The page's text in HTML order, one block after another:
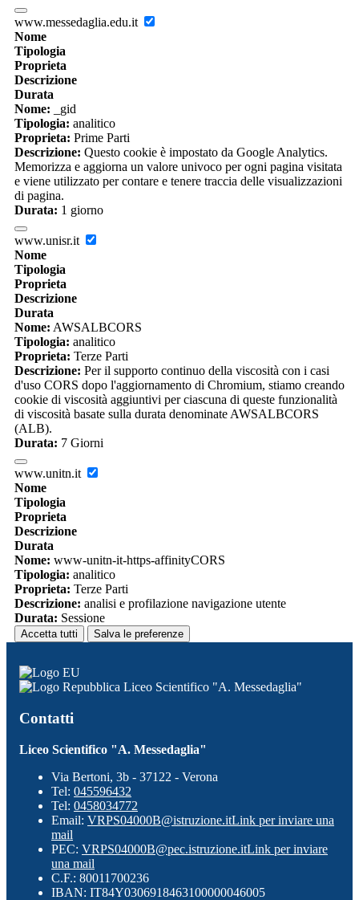
www.messedaglia.edu.it
Nome
Tipologia
Proprieta
Descrizione
Durata
Nome: _gid
Tipologia: analitico
Proprieta: Prime Parti
Descrizione: Questo cookie è impostato da Google Analytics.
Memorizza e aggiorna un valore univoco per ogni pagina visitata
e viene utilizzato per contare e tenere traccia delle visualizzazioni
di pagina.
Durata: 1 giorno
www.unisr.it
Nome
Tipologia
Proprieta
Descrizione
Durata
Nome: AWSALBCORS
Tipologia: analitico
Proprieta: Terze Parti
Descrizione: Per il supporto continuo della viscosità con i casi
d'uso CORS dopo l'aggiornamento di Chromium, stiamo creando
cookie di viscosità aggiuntivi per ciascuna di queste funzionalità
di viscosità basate sulla durata denominate AWSALBCORS
(ALB).
Durata: 7 Giorni
www.unitn.it
Nome
Tipologia
Proprieta
Descrizione
Durata
Nome: www-unitn-it-https-affinityCORS
Tipologia: analitico
Proprieta: Terze Parti
Descrizione: analisi e profilazione navigazione utente
Durata: Sessione
Accetta tutti Salva le preferenze
Liceo Scientifico "A. Messedaglia"
Contatti
Liceo Scientifico "A. Messedaglia"
Via Bertoni, 3b - 37122 - Verona
Tel: 045596432
Tel: 0458034772
Email: VRPS04000B@istruzione.itLink per inviare una
mail
PEC: VRPS04000B@pec.istruzione.itLink per inviare
una mail
C.F.: 80011700236
IBAN: IT84Y0306918463100000046005